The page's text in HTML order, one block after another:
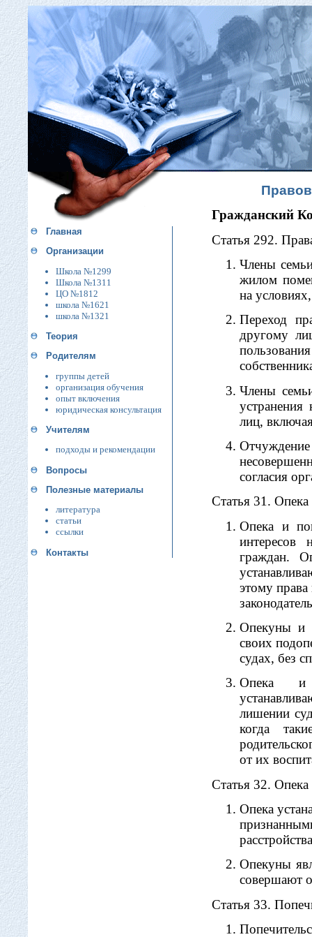
Главная
Организации
Школа №1299
Школа №1311
ЦО №1812
школа №1621
школа №1321
Теория
Родителям
группы детей
организация обучения
опыт включения
юридическая консультация
Учителям
подходы и рекомендации
Вопросы
Полезные материалы
литература
статьи
ссылки
Контакты
Гражданский
Статья 292.
Члены
жилом
на
Переход
другому
Члены
лиц,
согласия
Статья 31. Опека
Опека и
интересов
граждан.
этому
Опекуны и
своих
судах, без
Опека и
лишении
когда
от их
Статья 32. Опека
Опека
Опекуны
совершают
Статья 33.